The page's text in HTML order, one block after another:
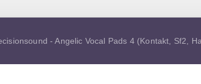
- Angelic Vocal Pads 4 (Kontakt, Sf2,